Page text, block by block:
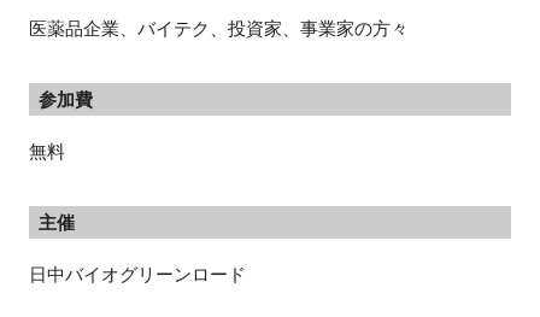
医薬品企業、バイテク、投資家、事業家の方々
参加費
無料
主催
日中バイオグリーンロード